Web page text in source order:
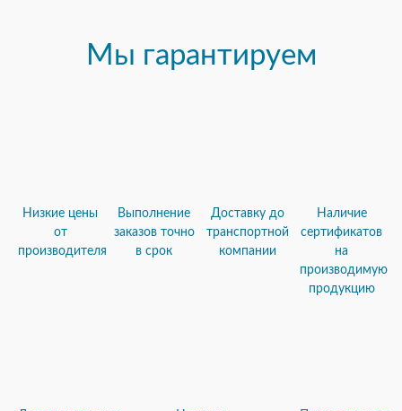
Мы гарантируем
Низкие цены
от
производителя
Выполнение
заказов точно
в срок
Доставку до
транспортной
компании
Наличие
сертификатов
на
производимую
продукцию